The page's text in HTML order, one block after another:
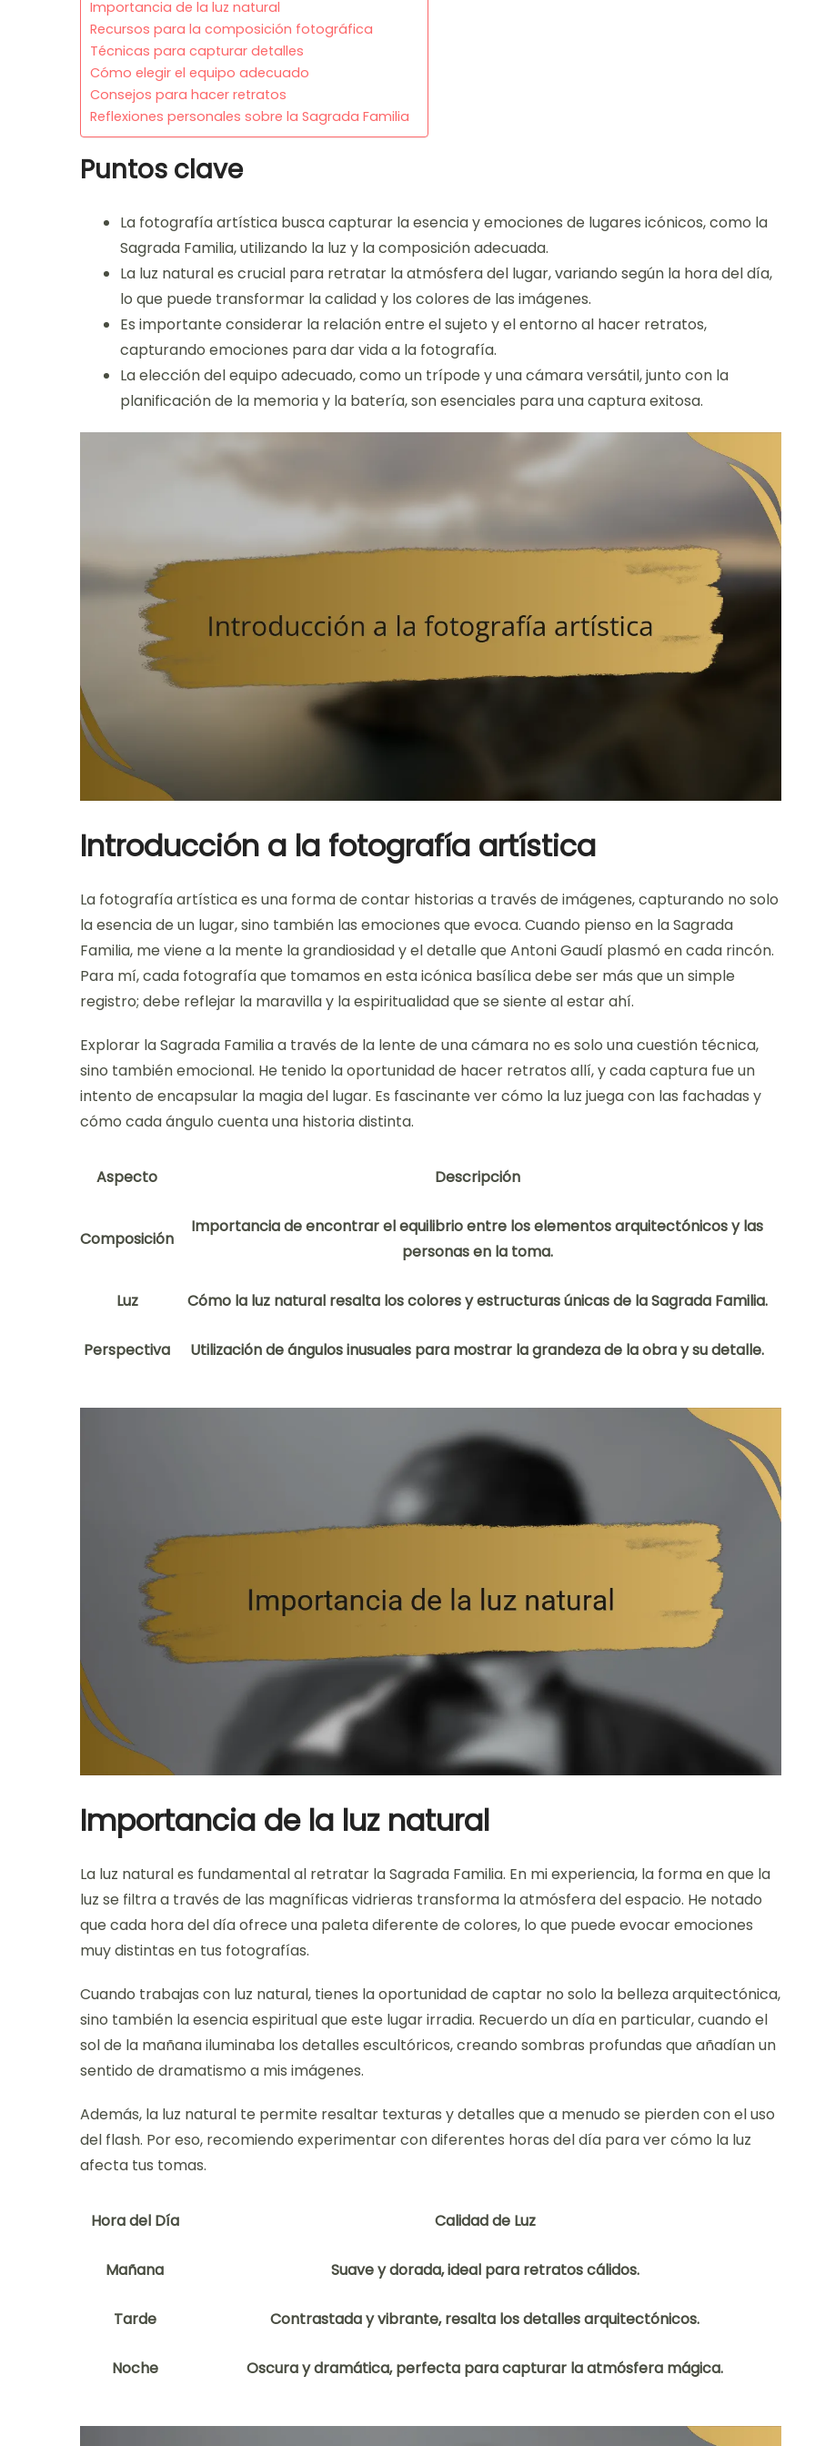
Importancia de la luz natural
Recursos para la composición fotográfica
Técnicas para capturar detalles
Cómo elegir el equipo adecuado
Consejos para hacer retratos
Reflexiones personales sobre la Sagrada Familia
Puntos clave
La fotografía artística busca capturar la esencia y emociones de lugares icónicos, como la
Sagrada Familia, utilizando la luz y la composición adecuada.
La luz natural es crucial para retratar la atmósfera del lugar, variando según la hora del día,
lo que puede transformar la calidad y los colores de las imágenes.
Es importante considerar la relación entre el sujeto y el entorno al hacer retratos,
capturando emociones para dar vida a la fotografía.
La elección del equipo adecuado, como un trípode y una cámara versátil, junto con la
planificación de la memoria y la batería, son esenciales para una captura exitosa.
Introducción a la fotografía artística
La fotografía artística es una forma de contar historias a través de imágenes, capturando no solo
la esencia de un lugar, sino también las emociones que evoca. Cuando pienso en la Sagrada
Familia, me viene a la mente la grandiosidad y el detalle que Antoni Gaudí plasmó en cada rincón.
Para mí, cada fotografía que tomamos en esta icónica basílica debe ser más que un simple
registro; debe reflejar la maravilla y la espiritualidad que se siente al estar ahí.
Explorar la Sagrada Familia a través de la lente de una cámara no es solo una cuestión técnica,
sino también emocional. He tenido la oportunidad de hacer retratos allí, y cada captura fue un
intento de encapsular la magia del lugar. Es fascinante ver cómo la luz juega con las fachadas y
cómo cada ángulo cuenta una historia distinta.
Aspecto Descripción
Composición
Importancia de encontrar el equilibrio entre los elementos arquitectónicos y las
personas en la toma.
Luz Cómo la luz natural resalta los colores y estructuras únicas de la Sagrada Familia.
Perspectiva Utilización de ángulos inusuales para mostrar la grandeza de la obra y su detalle.
Importancia de la luz natural
La luz natural es fundamental al retratar la Sagrada Familia. En mi experiencia, la forma en que la
luz se filtra a través de las magníficas vidrieras transforma la atmósfera del espacio. He notado
que cada hora del día ofrece una paleta diferente de colores, lo que puede evocar emociones
muy distintas en tus fotografías.
Cuando trabajas con luz natural, tienes la oportunidad de captar no solo la belleza arquitectónica,
sino también la esencia espiritual que este lugar irradia. Recuerdo un día en particular, cuando el
sol de la mañana iluminaba los detalles escultóricos, creando sombras profundas que añadían un
sentido de dramatismo a mis imágenes.
Además, la luz natural te permite resaltar texturas y detalles que a menudo se pierden con el uso
del flash. Por eso, recomiendo experimentar con diferentes horas del día para ver cómo la luz
afecta tus tomas.
Hora del Día Calidad de Luz
Mañana Suave y dorada, ideal para retratos cálidos.
Tarde Contrastada y vibrante, resalta los detalles arquitectónicos.
Noche Oscura y dramática, perfecta para capturar la atmósfera mágica.